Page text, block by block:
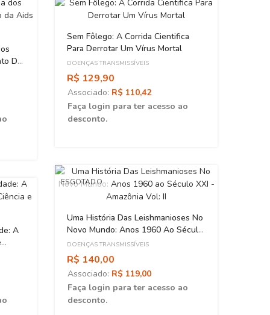
Da
A
Sem Fôlego: A Corrida Cientifica
Para Derrotar Um Vírus Mortal
DOENÇAS TRANSMISSÍVEIS
R$ 129,90
Associado: R$ 110,42
Faça login para ter acesso ao
desconto.
ESGOTADO
Uma História Das Leishmanioses No
Novo Mundo: Anos 1960 Ao Século
XXI - Amazônia Vol: II
DOENÇAS TRANSMISSÍVEIS
R$ 140,00
Associado: R$ 119,00
Faça login para ter acesso ao
desconto.